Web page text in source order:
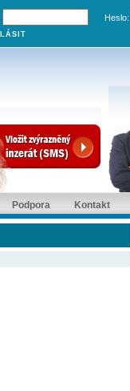
Heslo:
Podpora Kontakt